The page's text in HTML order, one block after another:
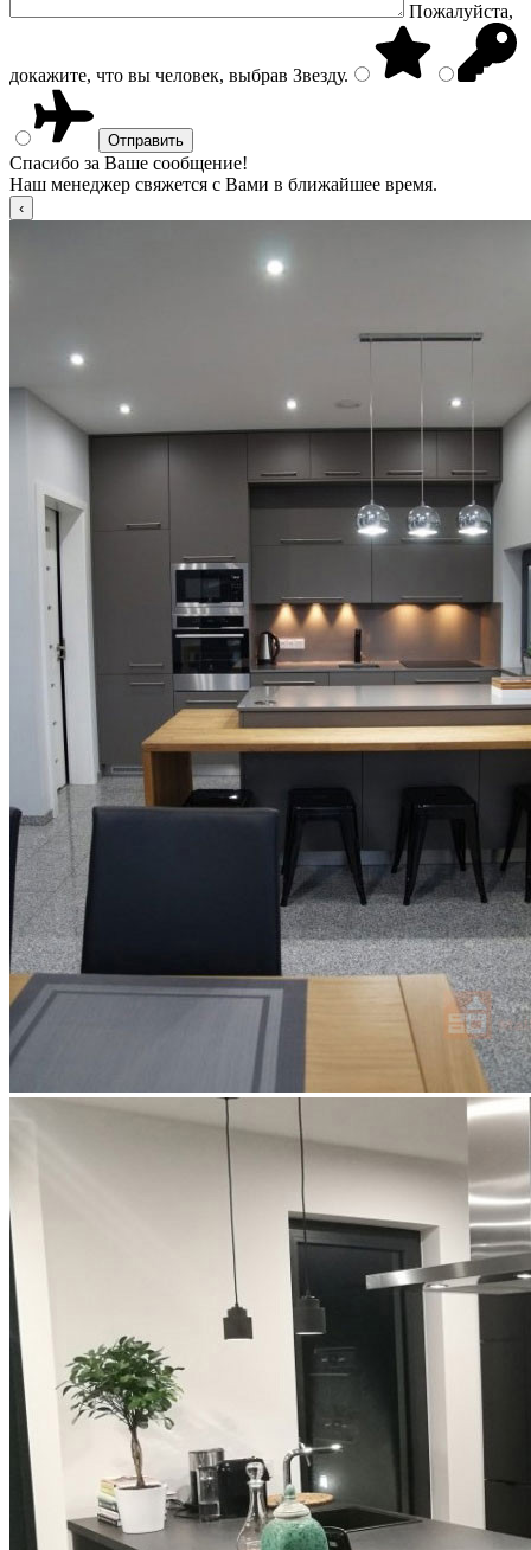
Пожалуйста,
докажите, что вы человек, выбрав Звезду.
Спасибо за Ваше сообщение!
Наш менеджер свяжется с Вами в ближайшее время.